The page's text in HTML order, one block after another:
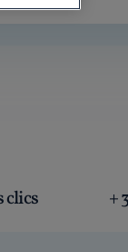
clics +